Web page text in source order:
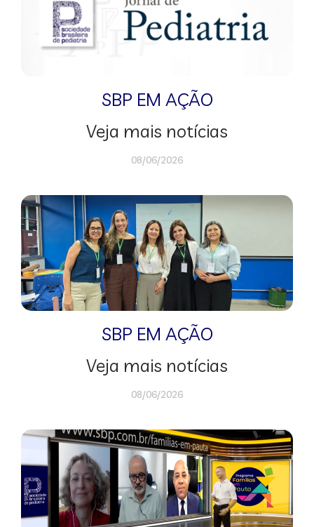
SBP EM AÇÃO
Veja mais notícias
08/06/2026
SBP EM AÇÃO
Veja mais notícias
08/06/2026